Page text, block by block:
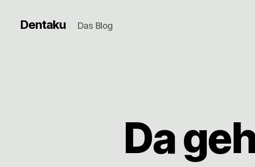
Dentaku Das Blog
Da